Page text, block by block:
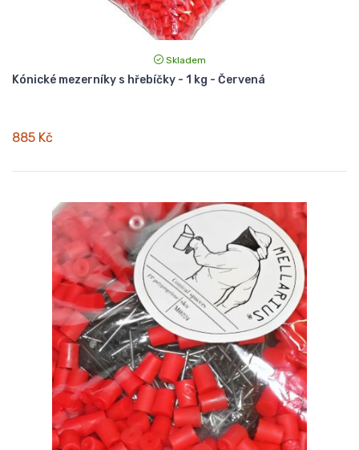
Skladem
Kónické mezerníky s hřebíčky - 1 kg - Červená
885 Kč